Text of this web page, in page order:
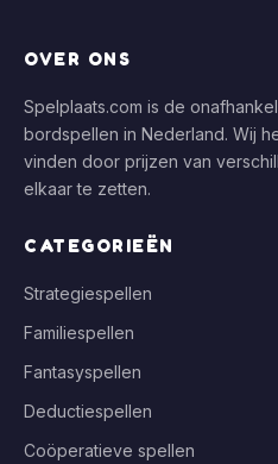
OVER ONS
Spelplaats.com is de
bordspellen in Nederland. Wij
vinden door prijzen van
elkaar te zetten.
CATEGORIEËN
Strategiespellen
Familiespellen
Fantasyspellen
Deductiespellen
Coöperatieve spellen